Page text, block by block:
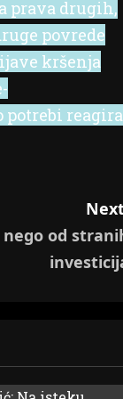
prava drugih,
povrede
kršenja
potrebi
nego od